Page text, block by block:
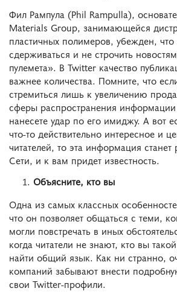
Фил Рампула (Phil Rampulla),
Materials Group, занимающейся
пластичных полимеров, убежден,
сдерживаться и не строчить
пулемета». В Twitter качество
важнее количества. Помните, что
стремиться лишь к увеличению
сферы распространения
нанесете удар по его имиджу. А вот
что-то действительно интересное и
читателей, то эта информация станет
Сети, и к вам придет известность.
Объясните, кто вы
Одна из самых классных
что он позволяет общаться с теми,
могли повстречать в иных
когда читатели не знают, кто вы
найти общий язык. Как ни странно,
компаний забывают внести
свои Twitter-профили.